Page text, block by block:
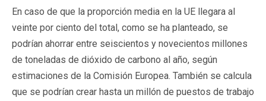
En caso de que la proporción media en la UE llegara al
veinte por ciento del total, como se ha planteado, se
podrían ahorrar entre seiscientos y novecientos millones
de toneladas de dióxido de carbono al año, según
estimaciones de la Comisión Europea. También se calcula
que se podrían crear hasta un millón de puestos de trabajo